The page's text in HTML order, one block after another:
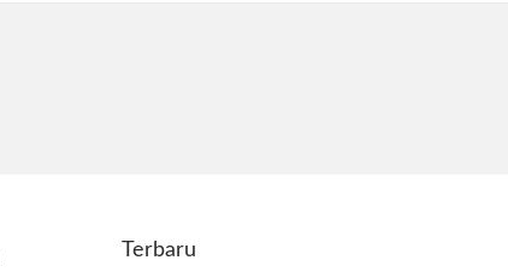
Terbaru